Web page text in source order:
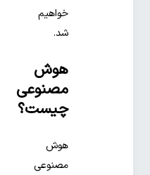
خواهیم
شد.
هوش
مصنوعی
چیست؟
هوش
مصنوعی